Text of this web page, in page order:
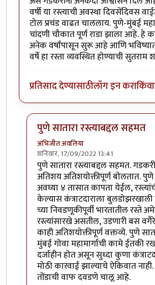
वर्षी या रस्त्याची अवस्था दिवसेंदिवस
टोल प्रचंड वाढत चाललाय. पुणे-मुंबई
चांदणी चौकात पूर्ण राडा झाला आहे. हे
अनेक वर्षांपासून सुरू आहे आणि
वर्षे हा रस्ता व्यवस्थित होण्याची सुतराम
प्रतिसाद देण्यासाठीलॉग इन कराकिंवा
पुणे सातारा रस्त्याबद्दल सहमत
अभिजीत अवलिया
शनिवार, 17/09/2022 13:41
In reply toगडकरी साहेब कितीही
पुणे सातारा रस्त्याबद्दल सहमत.
अतिशय अतिशयोक्तीपूर्ण बोलतात.
अवघ्या ४ तासात कापता येईल,
केल्यास कंत्राटदाराला
च्या निवडणूकीपूर्वी भारतातील रस्ते
रस्त्यांसारखे असतील, उडणारी बस
काही अतिशयोक्तीपूर्ण वक्तव्ये. पुणे
मुंबई गोवा महामार्गाची कामे ईतकी
दर्जाहीन होत असून सुध्दा कुणा
मोठी कारवाई झाल्याचे ऐकिवात
तोंडाची वाफ दवडणे चालू आहे.